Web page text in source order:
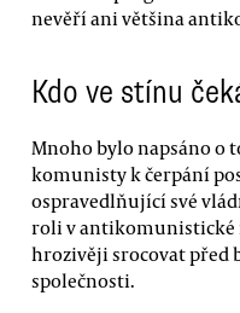
nevěří ani většina
Kdo ve stínu
Mnoho bylo napsáno o
komunisty k čerpání
ospravedlňující své
roli v antikomunistické
hrozivěji srocovat před
společnosti.